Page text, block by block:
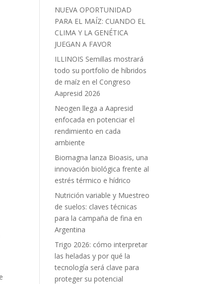
NUEVA OPORTUNIDAD
PARA EL MAÍZ: CUANDO EL
CLIMA Y LA GENÉTICA
JUEGAN A FAVOR
ILLINOIS Semillas mostrará
todo su portfolio de híbridos
de maíz en el Congreso
Aapresid 2026
Neogen llega a Aapresid
enfocada en potenciar el
rendimiento en cada
ambiente
Biomagna lanza Bioasis, una
innovación biológica frente al
estrés térmico e hídrico
Nutrición variable y Muestreo
de suelos: claves técnicas
para la campaña de fina en
Argentina
Trigo 2026: cómo interpretar
las heladas y por qué la
tecnología será clave para
proteger su potencial